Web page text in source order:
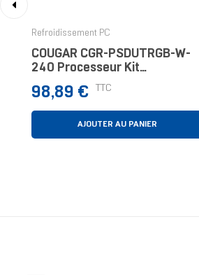
Refroidissement PC
COUGAR CGR-PSDUTRGB-W-
240 Processeur Kit
Watercooling 12 Cm Blanc 1
Pièce(s)
Prix
98,89 € TTC
AJOUTER AU PANIER